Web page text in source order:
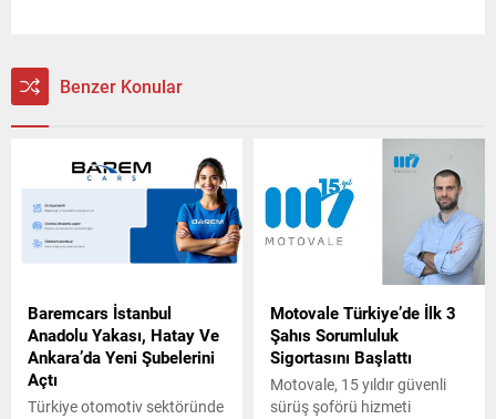
Benzer Konular
Baremcars İstanbul
Anadolu Yakası, Hatay Ve
Ankara’da Yeni Şubelerini
Açtı
Türkiye otomotiv sektöründe
Motovale Türkiye’de İlk 3
Şahıs Sorumluluk
Sigortasını Başlattı
Motovale, 15 yıldır güvenli
sürüş şoförü hizmeti